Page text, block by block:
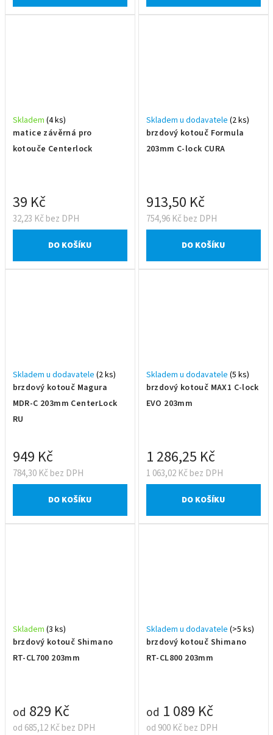
matice závěrná pro
kotouče Centerlock
Skladem (4 ks)
32,23 Kč bez DPH
39 Kč
DO KOŠÍKU
brzdový kotouč Formula
203mm C-lock CURA
Skladem u dodavatele (2 ks)
754,96 Kč bez DPH
913,50 Kč
DO KOŠÍKU
brzdový kotouč Magura
MDR-C 203mm CenterLock
RU
Skladem u dodavatele (2 ks)
784,30 Kč bez DPH
949 Kč
DO KOŠÍKU
brzdový kotouč MAX1 C-lock
EVO 203mm
Skladem u dodavatele (5 ks)
1 063,02 Kč bez DPH
1 286,25 Kč
DO KOŠÍKU
brzdový kotouč Shimano
RT-CL700 203mm
Skladem (3 ks)
od 685,12 Kč bez DPH
od 829 Kč
brzdový kotouč Shimano
RT-CL800 203mm
Skladem u dodavatele (>5 ks)
od 900 Kč bez DPH
od 1 089 Kč